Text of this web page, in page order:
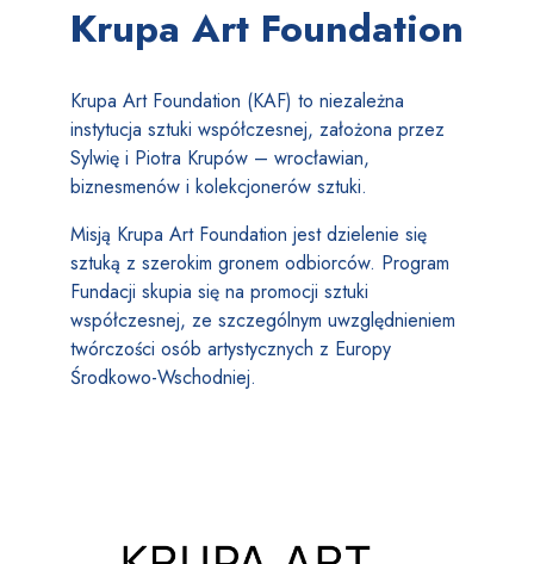
Krupa Art Foundation
Krupa Art Foundation (KAF) to niezależna
instytucja sztuki współczesnej, założona przez
Sylwię i Piotra Krupów – wrocławian,
biznesmenów i kolekcjonerów sztuki.
Misją Krupa Art Foundation jest dzielenie się
sztuką z szerokim gronem odbiorców. Program
Fundacji skupia się na promocji sztuki
współczesnej, ze szczególnym uwzględnieniem
twórczości osób artystycznych z Europy
Środkowo-Wschodniej.